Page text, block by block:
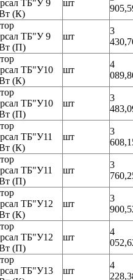
ТБ"У 9
(К)
шт
ТБ"У 9
(П)
шт
3
ТБ"У10
(К)
шт
4
ТБ"У10
(П)
шт
3
ТБ"У11
(К)
шт
3
ТБ"У11
(П)
шт
3
ТБ"У12
(К)
шт
3
ТБ"У12
(П)
шт
4
ТБ"У13
шт
4